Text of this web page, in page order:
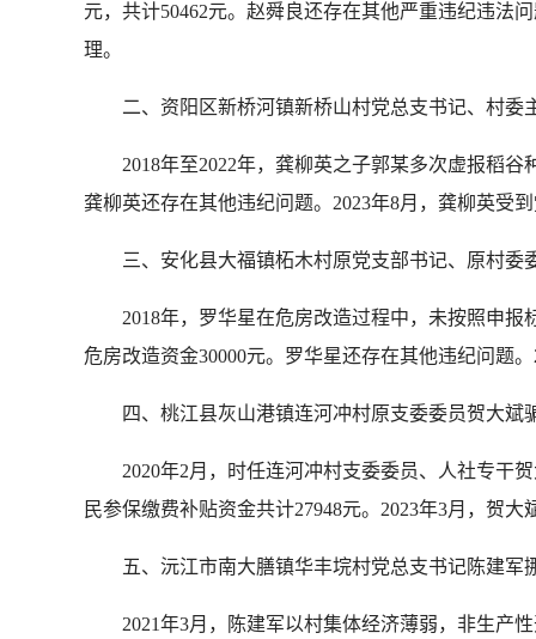
元，共计50462元。赵舜良还存在其他严重违纪违法
理。
二、资阳区新桥河镇新桥山村党总支书记、村
2018年至2022年，龚柳英之子郭某多次虚报稻
龚柳英还存在其他违纪问题。2023年8月，龚柳英受
三、安化县大福镇柘木村原党支部书记、原村委
2018年，罗华星在危房改造过程中，未按照申
危房改造资金30000元。罗华星还存在其他违纪问题
四、桃江县灰山港镇连河冲村原支委委员贺大斌
2020年2月，时任连河冲村支委委员、人社专干
民参保缴费补贴资金共计27948元。2023年3月，贺
五、沅江市南大膳镇华丰垸村党总支书记陈建军
2021年3月，陈建军以村集体经济薄弱，非生产